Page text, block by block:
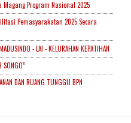
Magang Program Nasional 2025
Pemasyarakatan 2025 Secara
- LAI - KELURAHAN KEPATIHAN
SONGO”
DAN RUANG TUNGGU BPN